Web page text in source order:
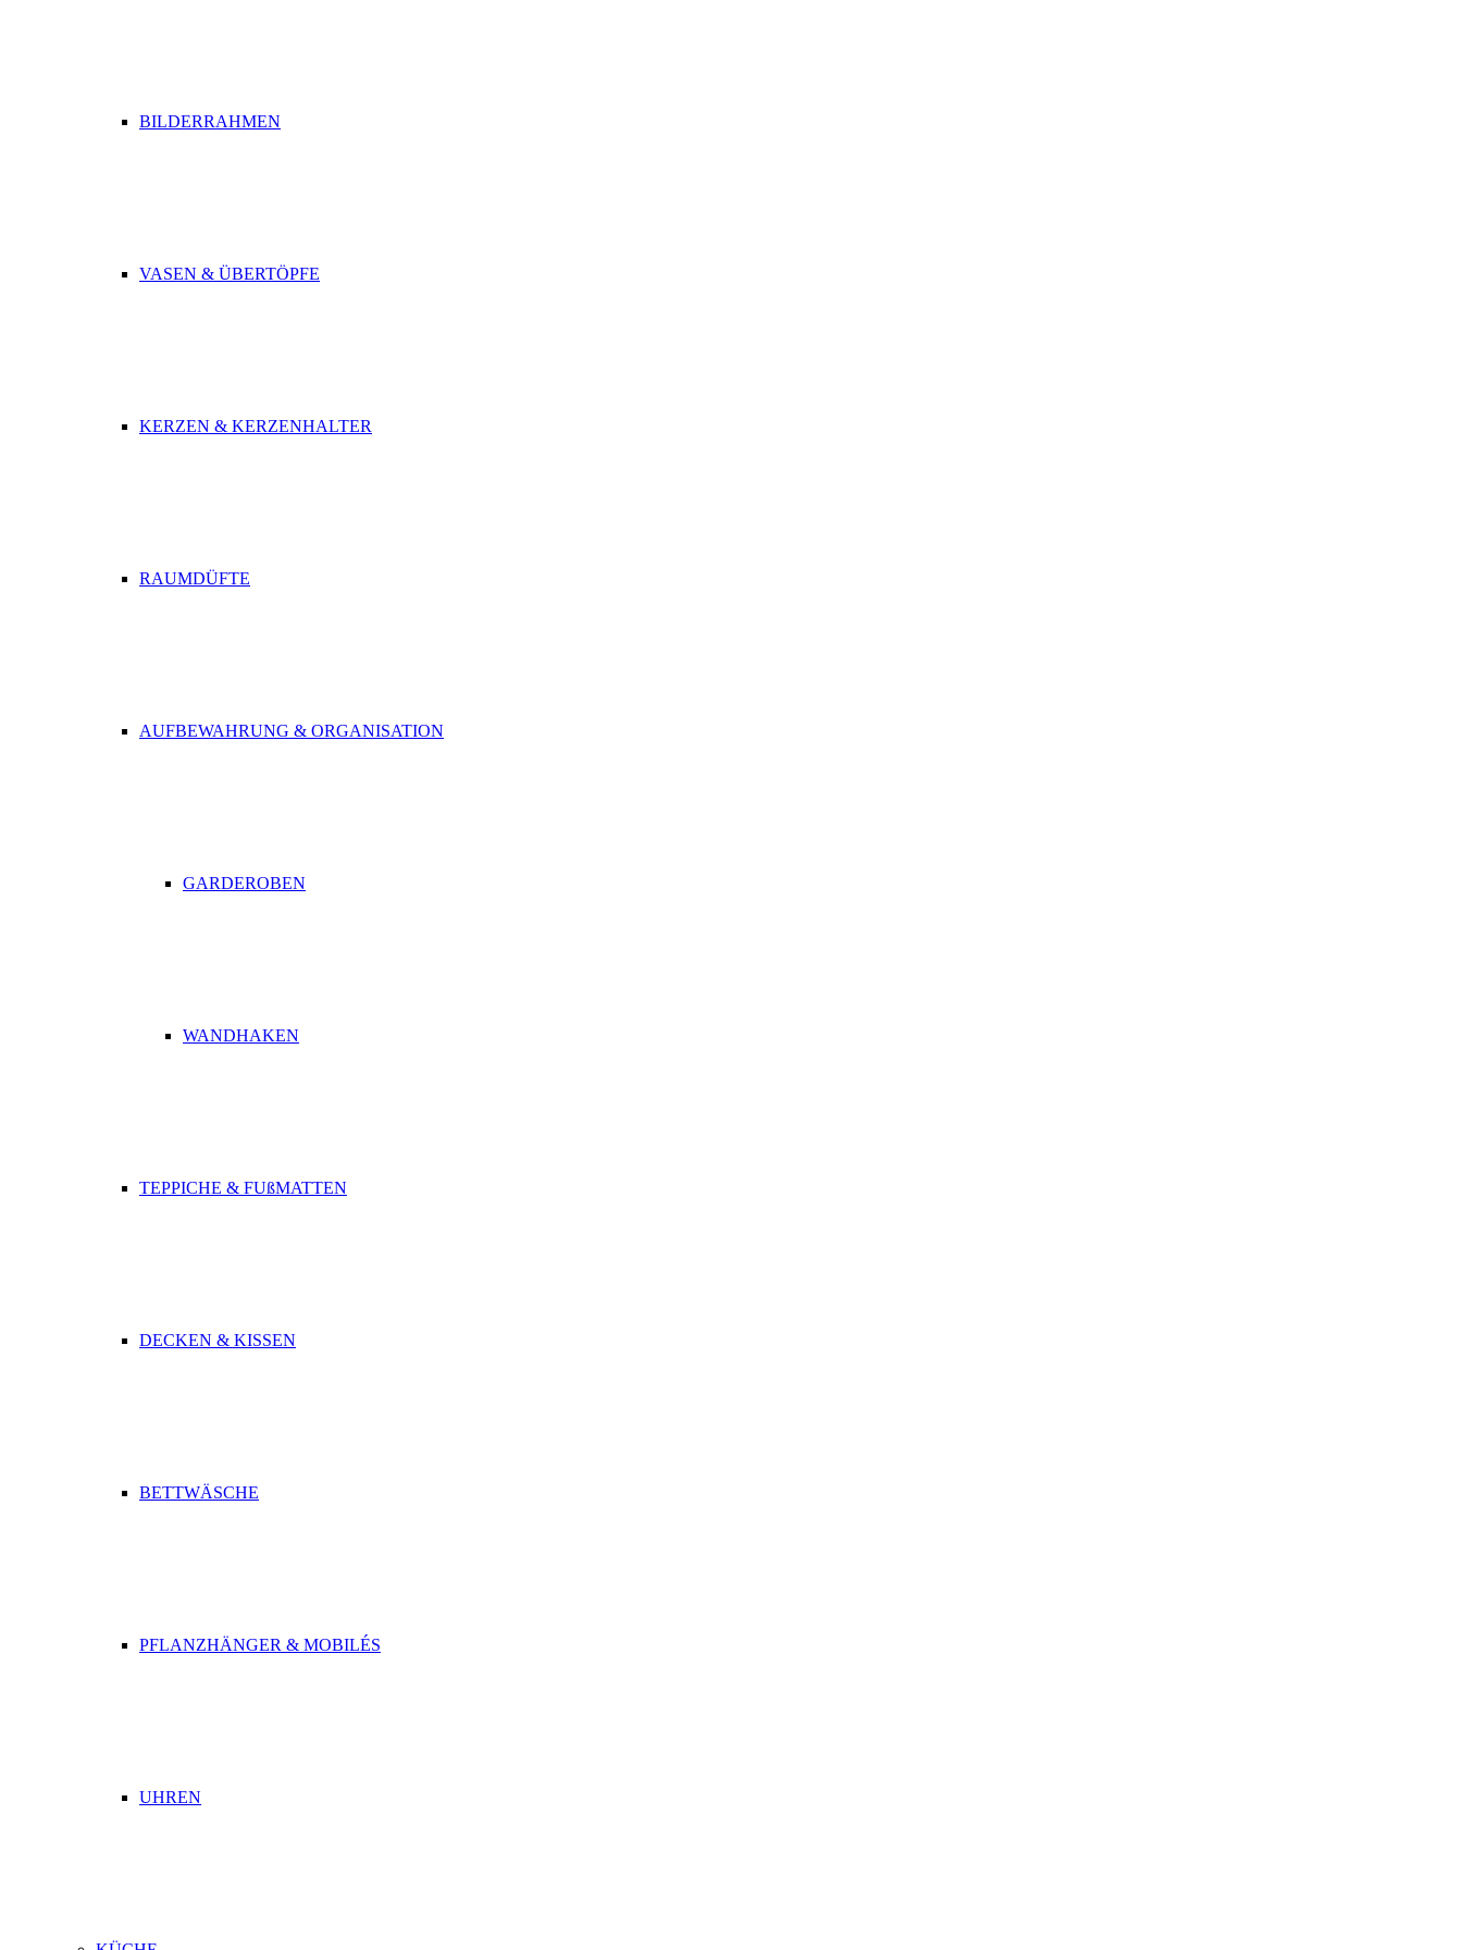
BILDERRAHMEN
VASEN & ÜBERTÖPFE
KERZEN & KERZENHALTER
RAUMDÜFTE
AUFBEWAHRUNG & ORGANISATION
GARDEROBEN
WANDHAKEN
TEPPICHE & FUßMATTEN
DECKEN & KISSEN
BETTWÄSCHE
PFLANZHÄNGER & MOBILÉS
UHREN